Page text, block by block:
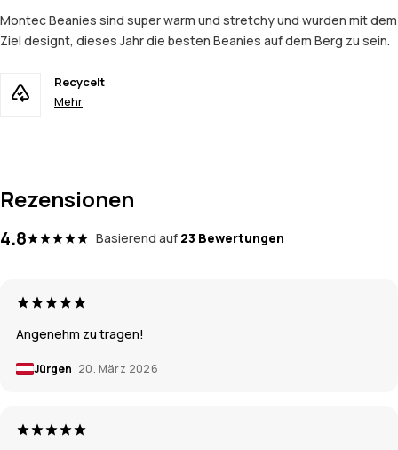
Montec Beanies sind super warm und stretchy und wurden mit dem
Ziel designt, dieses Jahr die besten Beanies auf dem Berg zu sein.
Recycelt
Mehr
Rezensionen
4.8 Basierend auf 23 Bewertungen
Angenehm zu tragen!
Jürgen 20. März 2026